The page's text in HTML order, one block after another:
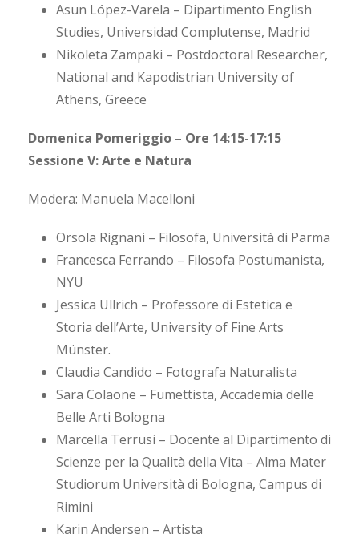
Asun López-Varela – Dipartimento English
Studies, Universidad Complutense, Madrid
Nikoleta Zampaki – Postdoctoral Researcher,
National and Kapodistrian University of
Athens, Greece
Domenica Pomeriggio – Ore 14:15-17:15
Sessione V: Arte e Natura
Modera: Manuela Macelloni
Orsola Rignani – Filosofa, Università di Parma
Francesca Ferrando – Filosofa Postumanista,
NYU
Jessica Ullrich – Professore di Estetica e
Storia dell’Arte, University of Fine Arts
Münster.
Claudia Candido – Fotografa Naturalista
Sara Colaone – Fumettista, Accademia delle
Belle Arti Bologna
Marcella Terrusi – Docente al Dipartimento di
Scienze per la Qualità della Vita – Alma Mater
Studiorum Università di Bologna, Campus di
Rimini
Karin Andersen – Artista